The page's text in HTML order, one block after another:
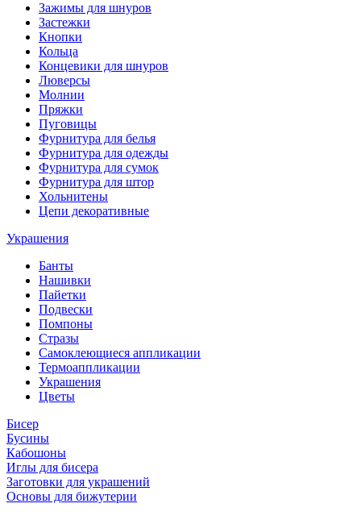
Зажимы для шнуров
Застежки
Кнопки
Кольца
Концевики для шнуров
Люверсы
Молнии
Пряжки
Пуговицы
Фурнитура для белья
Фурнитура для одежды
Фурнитура для сумок
Фурнитура для штор
Хольнитены
Цепи декоративные
Украшения
Банты
Нашивки
Пайетки
Подвески
Помпоны
Стразы
Самоклеющиеся аппликации
Термоаппликации
Украшения
Цветы
Бисер
Бусины
Кабошоны
Иглы для бисера
Заготовки для украшений
Основы для бижутерии